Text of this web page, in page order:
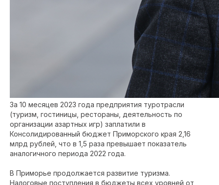
За 10 месяцев 2023 года предприятия туротрасли
(туризм, гостиницы, рестораны, деятельность по
организации азартных игр) заплатили в
Консолидированный бюджет Приморского края 2,16
млрд рублей, что в 1,5 раза превышает показатель
аналогичного периода 2022 года.
В Приморье продолжается развитие туризма.
Налоговые поступления в бюджеты всех уровней от